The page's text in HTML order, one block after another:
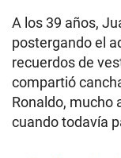
A los 39 años,
postergando el
recuerdos de
compartió
Ronaldo, mucho
cuando todavía